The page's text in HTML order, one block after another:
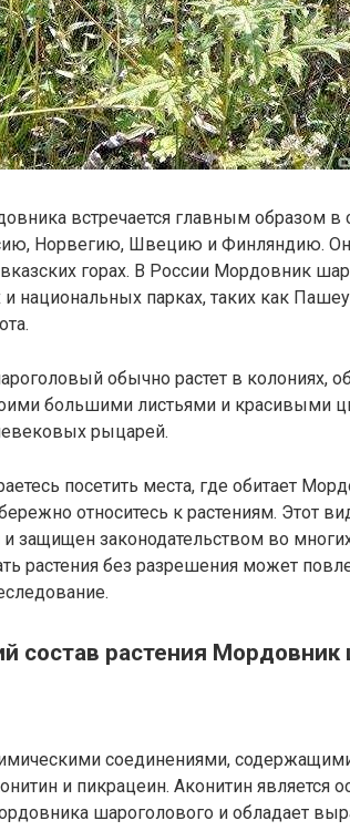
встречается главным образом в
Норвегию, Швецию и Финляндию. Он
горах. В России Мордовник
и национальных парках, таких как
обычно растет в колониях,
большими листьями и красивыми
рыцарей.
посетить места, где обитает
относитесь к растениям. Этот
защищен законодательством во
растения без разрешения может
состав растения
соединениями,
и пикрацеин. Аконитин
шароголового и обладает